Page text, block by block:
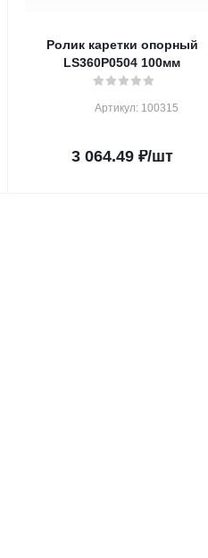
Ролик каретки опорный
LS360P0504 100мм
Артикул: 100315
3 064.49₽/шт